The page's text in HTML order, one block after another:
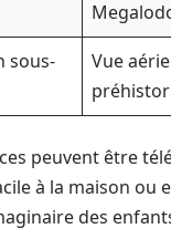
sous-
Vue
peuvent être
à la maison ou
des